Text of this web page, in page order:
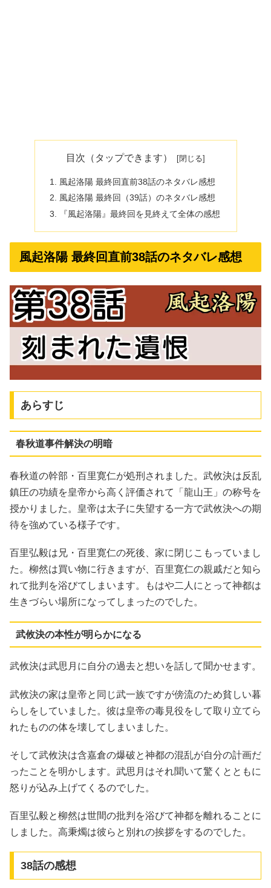
目次（タップできます）
風起洛陽 最終回直前38話のネタバレ感想
風起洛陽 最終回（39話）のネタバレ感想
『風起洛陽』最終回を見終えて全体の感想
風起洛陽 最終回直前38話のネタバレ感想
あらすじ
春秋道事件解決の明暗
春秋道の幹部・百里寛仁が処刑されました。武攸決は反乱
鎮圧の功績を皇帝から高く評価されて「龍山王」の称号を
授かりました。皇帝は太子に失望する一方で武攸決への期
待を強めている様子です。
百里弘毅は兄・百里寛仁の死後、家に閉じこもっていまし
た。柳然は買い物に行きますが、百里寛仁の親戚だと知ら
れて批判を浴びてしまいます。もはや二人にとって神都は
生きづらい場所になってしまったのでした。
武攸決の本性が明らかになる
武攸決は武思月に自分の過去と想いを話して聞かせます。
武攸決の家は皇帝と同じ武一族ですが傍流のため貧しい暮
らしをしていました。彼は皇帝の毒見役をして取り立てら
れたものの体を壊してしまいました。
そして武攸決は含嘉倉の爆破と神都の混乱が自分の計画だ
ったことを明かします。武思月はそれ聞いて驚くとともに
怒りが込み上げてくるのでした。
百里弘毅と柳然は世間の批判を浴びて神都を離れることに
しました。高秉燭は彼らと別れの挨拶をするのでした。
38話の感想